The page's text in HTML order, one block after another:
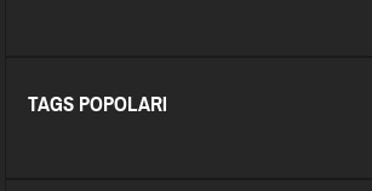
TAGS POPOLARI